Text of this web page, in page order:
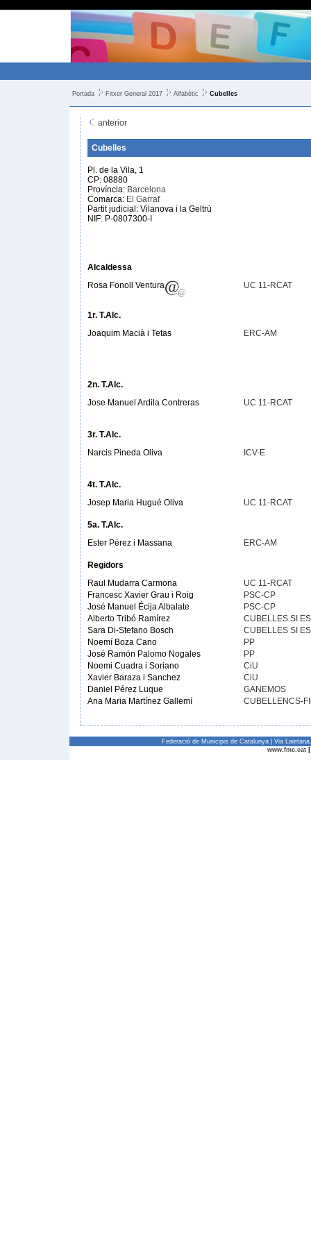
Portada Fitxer General 2017 Alfabètic Cubelles
anterior
Cubelles
Pl. de la Vila, 1
CP: 08880
Província: Barcelona
Comarca: El Garraf
Partit judicial: Vilanova i la Geltrú
NIF: P-0807300-I
Alcaldessa
Rosa Fonoll Ventura
UC 11-RCAT
1r. T.Alc.
Joaquim Macià i Tetas
ERC-AM
2n. T.Alc.
Jose Manuel Ardila Contreras
UC 11-RCAT
3r. T.Alc.
Narcis Pineda Oliva
ICV-E
4t. T.Alc.
Josep Maria Hugué Oliva
UC 11-RCAT
5a. T.Alc.
Ester Pérez i Massana
ERC-AM
Regidors
Raul Mudarra Carmona
UC 11-RCAT
Francesc Xavier Grau i Roig
PSC-CP
José Manuel Écija Albalate
PSC-CP
Alberto Tribó Ramírez
CUBELLES SI
Sara Di-Stefano Bosch
CUBELLES SI
Noemí Boza Cano
PP
José Ramón Palomo Nogales
PP
Noemi Cuadra i Soriano
CiU
Xavier Baraza i Sanchez
CiU
Daniel Pérez Luque
GANEMOS
Ana Maria Martínez Gallemí
CUBELLENCS-
Federació de Municipis de Catalunya | Via
www.fmc.cat